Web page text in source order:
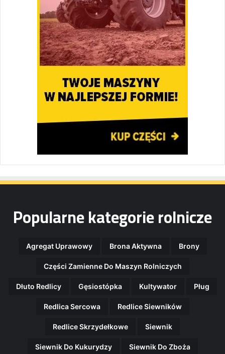
Popularne kategorie rolnicze
Agregat Uprawowy Brona Aktywna Brony
Części Zamienne Do Maszyn Rolniczych
Dłuto Redlicy Gęsiostópka Kultywator Pług
Redlica Sercowa Redlice Siewników
Redlice Skrzydełkowe Siewnik
Siewnik Do Kukurydzy Siewnik Do Zboża